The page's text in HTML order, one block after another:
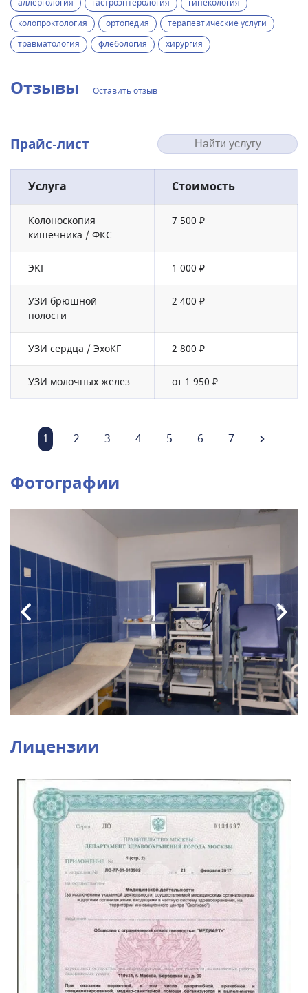
аллергология гастроэнтерология
гинекология
колопроктология
ортопедия
терапевтические услуги
травматология
флебология хирургия
Отзывы Оставить отзыв
Прайс-лист
Услуга Стоимость
Колоноскопия
кишечника / ФКС
7 500 ₽
ЭКГ 1 000 ₽
УЗИ брюшной
полости
2 400 ₽
УЗИ сердца / ЭхоКГ 2 800 ₽
УЗИ молочных желез от 1 950 ₽
1 2 3 4 5 6 7
Фотографии
Лицензии